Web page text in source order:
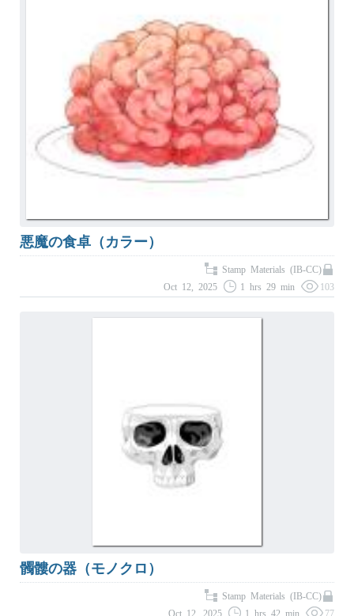
悪魔の食卓（カラー）
Stamp Materials (IB-CC)
Oct 12, 2025
1 hrs 29 min 103
髑髏の器（モノクロ）
Stamp Materials (IB-CC)
Oct 12, 2025
1 hrs 42 min 77